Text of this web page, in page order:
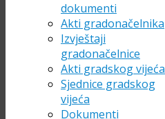
dokumenti
Akti gradonačelnika
Izvještaji
gradonačelnice
Akti gradskog vijeća
Sjednice gradskog
vijeća
Dokumenti